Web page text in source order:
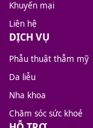
Khuyến mại
Liên hệ
DỊCH VỤ
Phẫu thuật thẫm mỹ
Da liễu
Nha khoa
Chăm sóc sức khoẻ